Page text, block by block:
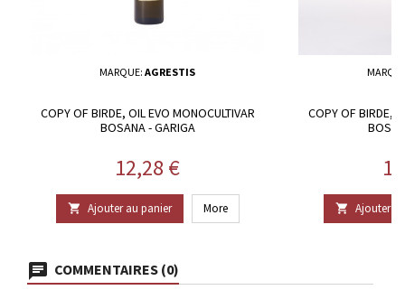
MARQUE: AGRESTIS
COPY OF BIRDE, OIL EVO MONOCULTIVAR
BOSANA - GARIGA
Prix
12,28 €
 Ajouter au panier More
COPY OF BIRDE,
 Ajouter
COMMENTAIRES (0)